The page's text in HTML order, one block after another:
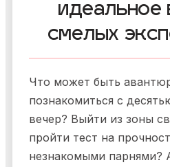
идеальное
смелых
Что может быть
познакомиться с
вечер? Выйти из зоны
пройти тест на
незнакомыми парнями?